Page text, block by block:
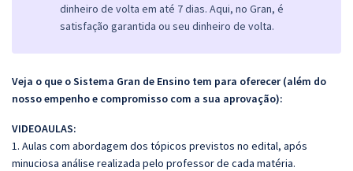
dinheiro de volta em até 7 dias. Aqui, no Gran, é
satisfação garantida ou seu dinheiro de volta.
Veja o que o Sistema Gran de Ensino tem para oferecer (além do
nosso empenho e compromisso com a sua aprovação):
VIDEOAULAS:
1. Aulas com abordagem dos tópicos previstos no edital, após
minuciosa análise realizada pelo professor de cada matéria.